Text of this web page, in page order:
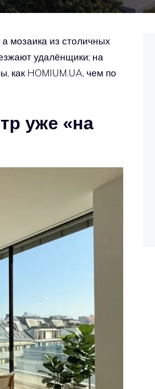
мозаика из столичных
удалёнщики; на
как HOMIUM.UA, чем по
уже «на